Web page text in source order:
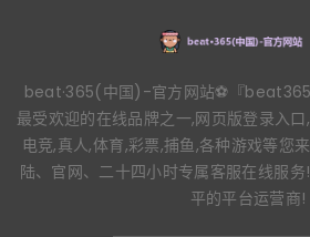
beat·365(中国)-官方网站⚽️『beat365
最受欢迎的在线品牌之一,网页版登录入
电竞,真人,体育,彩票,捕鱼,各种游戏等您
陆、官网、二十四小时专属客服在线服
平的平台运营商!